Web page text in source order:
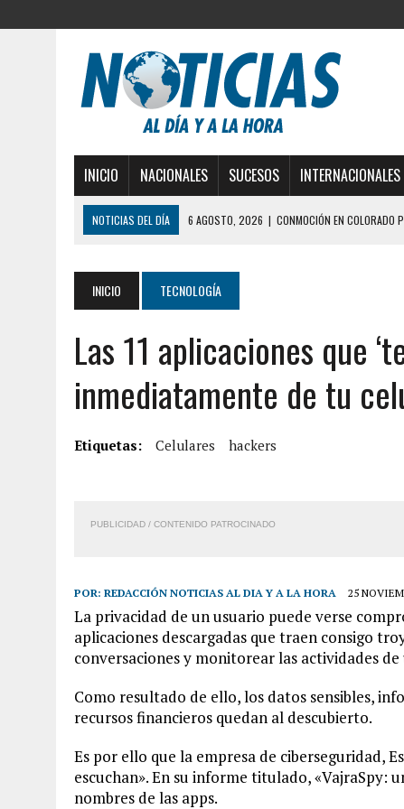
INICIO NACIONALES SUCESOS INTERNACIONALES
NOTICIAS DEL DÍA 6 AGOSTO, 2026 | CONMOCIÓN EN COLORADO
HORROR EN BARINAS: UN HOMBRE INDUJO AL
3 AGOSTO, 2026 | LA INCREÍBLE FORMA EN LA QUE SOBREVIVIÓ UN
EDIFICIO PETUNIA
3 AGOSTO, 2026 | YARACUY: INTENTÓ DESCONECTAR SU NEVERA
2 AGOSTO, 2026
AYUDABA A PERSONAS EN SITUACIÓN DE CALLE Y
7 AGOSTO, 2026
6 AGOSTO, 2026 | BARINAS: ADOLESCENTE SE QUITÓ LA VIDA TRAS
INICIO TECNOLOGÍA
Las 11 aplicaciones que
inmediatamente de tu
Etiquetas: Celulares hackers
PUBLICIDAD / CONTENIDO PATROCINADO
POR: REDACCIÓN NOTICIAS AL DIA Y A LA HORA 25
La privacidad de un usuario puede verse
aplicaciones descargadas que traen consigo
conversaciones y monitorear las actividades de
Como resultado de ello, los datos sensibles,
recursos financieros quedan al descubierto.
Es por ello que la empresa de ciberseguridad,
escuchan». En su informe titulado, «VajraSpy:
nombres de las apps.